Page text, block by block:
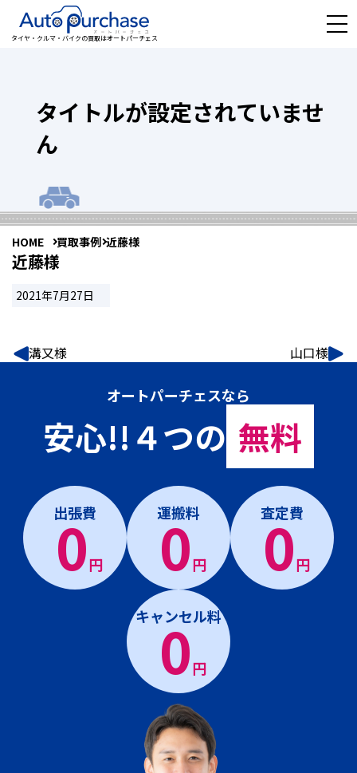
タイヤ・クルマ・バイクの買取はオートパーチェス
タイトルが設定されていませ
ん
HOME 買取事例 近藤様
近藤様
2021年7月27日
溝又様 山口様
オートパーチェスなら
安心!!４つの 無料
出張費
0円
運搬料
0円
査定費
0円
キャンセル料
0円